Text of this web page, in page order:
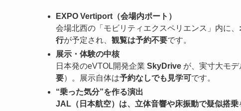
EXPO Vertiport（会場内ポート）
会場北西の「モビリティエクスペリエンス」内に、
行が予定され、 観覧は予約不要です。
展示・体験の中核
日本発のeVTOL開発企業 SkyDrive が、実寸大モデ
要）。展示自体は予約なしでも見学可です。
“乗った気分”を作る演出
JAL（日本航空）は、立体音響や床振動で疑似搭乗